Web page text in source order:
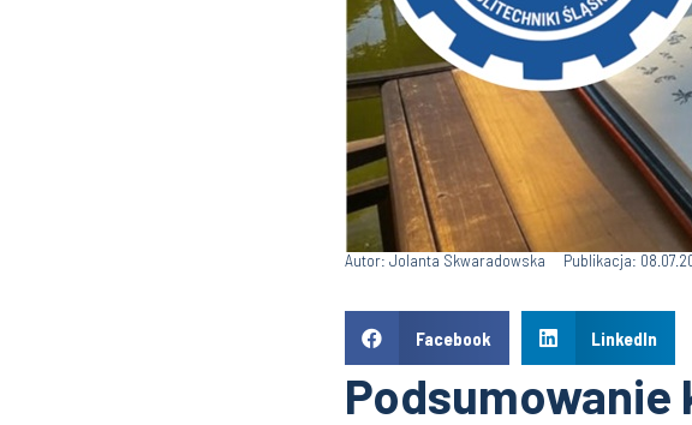
Autor: Jolanta Skwaradowska Publikacja:
Facebook LinkedIn
Podsumowanie